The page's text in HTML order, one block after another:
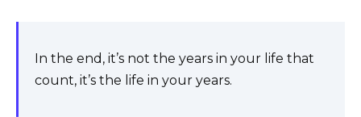
In the end, it’s not the years in your life that
count, it’s the life in your years.